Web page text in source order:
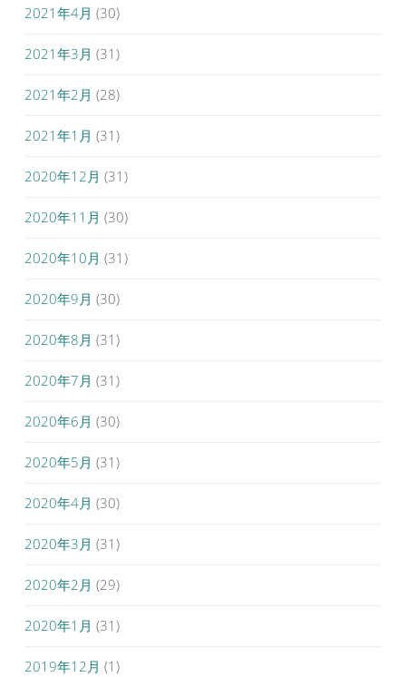
2021年4月 (30)
2021年3月 (31)
2021年2月 (28)
2021年1月 (31)
2020年12月 (31)
2020年11月 (30)
2020年10月 (31)
2020年9月 (30)
2020年8月 (31)
2020年7月 (31)
2020年6月 (30)
2020年5月 (31)
2020年4月 (30)
2020年3月 (31)
2020年2月 (29)
2020年1月 (31)
2019年12月 (1)